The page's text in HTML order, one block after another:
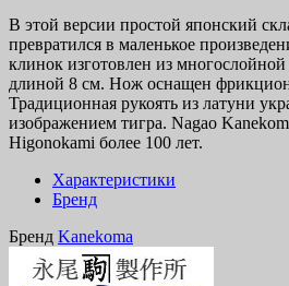
В этой версии простой японский
превратился в маленькое
клинок изготовлен из
длиной 8 см. Нож оснащен
Традиционная рукоять из латуни
изображением тигра. Nagao
Higonokami более 100 лет.
Характеристики
Бренд
Бренд Kanekoma